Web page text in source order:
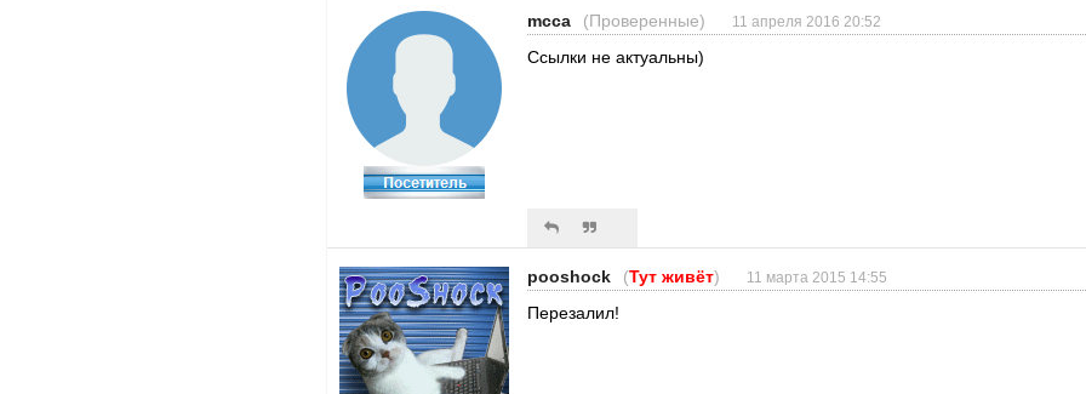
mcca (Проверенные) 11 апреля 2016 20:52
Ссылки не актуальны)
pooshock (Тут живёт) 11 марта 2015 14:55
Перезалил!